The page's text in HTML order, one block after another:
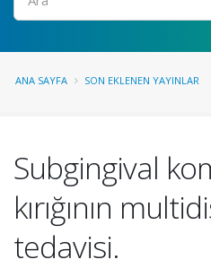
ANA SAYFA SON EKLENEN YAYINLAR
Subgingival
kırığının
tedavisi.